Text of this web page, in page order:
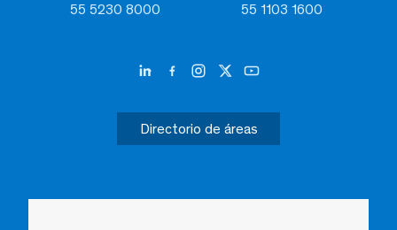
55 5230 8000 55 1103 1600
Directorio de áreas